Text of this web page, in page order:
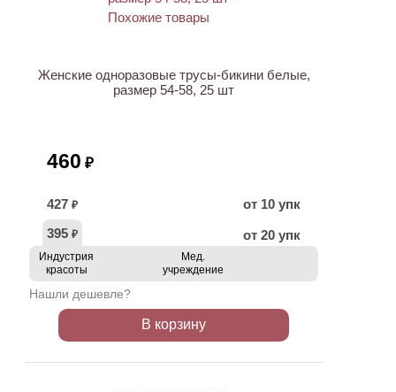
Женские одноразовые трусы-бикини белые,
размер 54-58, 25 шт
460 ₽
427 ₽
от 10 упк
395 ₽ от 20 упк
Индустрия
красоты
Мед.
учреждение
Нашли дешевле?
В корзину